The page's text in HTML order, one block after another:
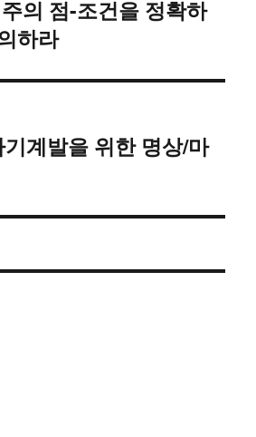
의 점-조건을 정확하
하라
계발을 위한 명상/마